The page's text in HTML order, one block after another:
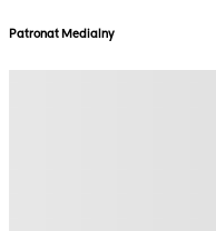
Patronat Medialny